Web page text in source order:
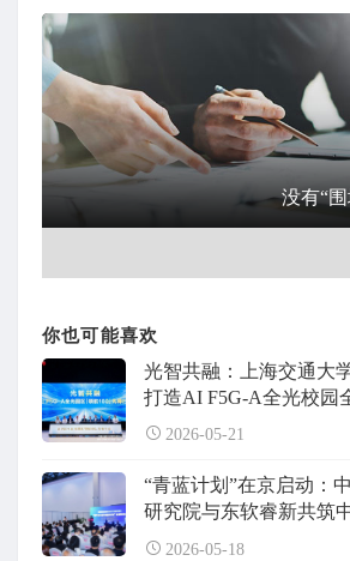
没有“
你也可能喜欢
光智共融：上海交通大
打造AI F5G-A全光校园
2026-05-21
“青蓝计划”在京启动：
研究院与东软睿新共筑
程”
2026-05-18